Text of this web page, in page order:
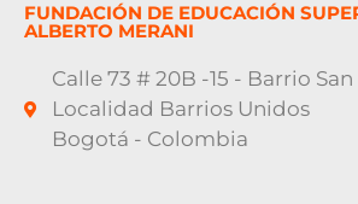
FUNDACIÓN DE EDUCACIÓN
ALBERTO MERANI
Calle 73 # 20B -15 - Barrio
Localidad Barrios Unidos
Bogotá - Colombia